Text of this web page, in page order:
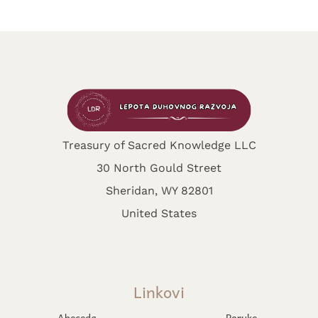
Treasury of Sacred Knowledge LLC
30 North Gould Street
Sheridan, WY 82801
United States
Linkovi